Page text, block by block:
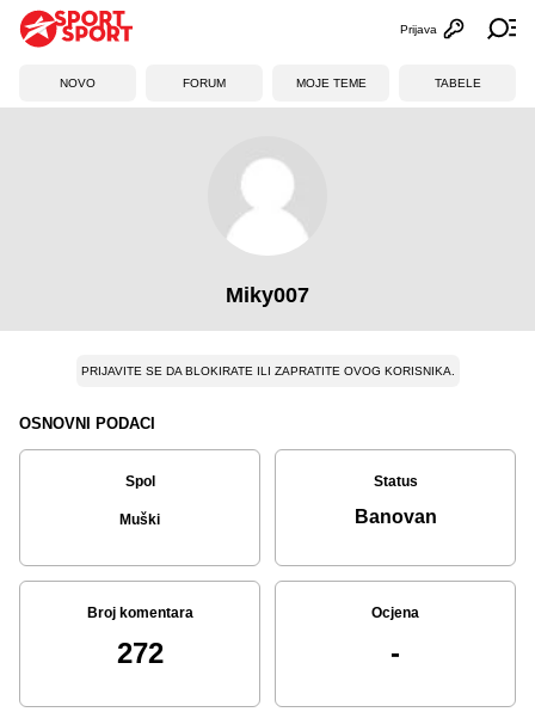
Otvori
Prijava
NOVO FORUM MOJE TEME TABELE
Miky007
PRIJAVITE SE DA BLOKIRATE ILI ZAPRATITE OVOG KORISNIKA.
OSNOVNI PODACI
Spol
Muški
Status
Banovan
Broj komentara
272
Ocjena
-